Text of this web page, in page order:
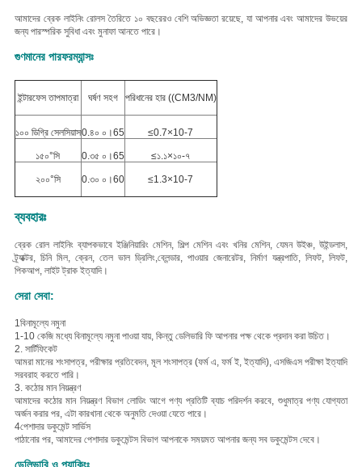
আমাদের ব্রেক লাইনিং রোলস তৈরিতে ১০ বছরেরও বেশি অভিজ্ঞতা রয়েছে, যা আপনার এবং আমাদের উভয়ের
জন্য পারস্পরিক সুবিধা এবং মুনাফা আনতে পারে।
গুণমানের পারফরম্যান্সঃ
ইন্টারফেস তাপমাত্রা ঘর্ষণ সহগ পরিধানের হার ((CM3/NM)
১০০ ডিগ্রি সেলসিয়াস0.৪০ ০।65 ≤0.7×10-7
১৫০°সি 0.৩৫ ০।65 ≤১.১×১০-৭
২০০°সি 0.৩০ ০।60 ≤1.3×10-7
ব্যবহারঃ
ব্রেক রোল লাইনিং ব্যাপকভাবে ইঞ্জিনিয়ারিং মেশিন, শিল্প মেশিন এবং খনির মেশিন, যেমন উইঞ্চ, উইন্ডলাস,
ট্র্যাক্টর, চিনি মিল, ক্রেন, তেল ভাল ড্রিলিং,ব্লেন্ডার, পাওয়ার জেনারেটর, নির্মাণ যন্ত্রপাতি, লিফট, লিফট,
পিকআপ, লাইট ট্রাক ইত্যাদি।
সেরা সেবা:
1বিনামূল্যে নমুনা
1-10 কেজি মধ্যে বিনামূল্যে নমুনা পাওয়া যায়, কিন্তু ডেলিভারি ফি আপনার পক্ষ থেকে প্রদান করা উচিত।
2. সার্টিফিকেট
আমরা মানের শংসাপত্র, পরীক্ষার প্রতিবেদন, মূল শংসাপত্র (ফর্ম এ, ফর্ম ই, ইত্যাদি), এসজিএস পরীক্ষা ইত্যাদি
সরবরাহ করতে পারি।
3. কঠোর মান নিয়ন্ত্রণ
আমাদের কঠোর মান নিয়ন্ত্রণ বিভাগ লোডিং আগে পণ্য প্রতিটি ব্যাচ পরিদর্শন করবে, শুধুমাত্র পণ্য যোগ্যতা
অর্জন করার পর, এটা কারখানা থেকে অনুমতি দেওয়া যেতে পারে।
4পেশাদার ডকুমেন্ট সার্ভিস
পাঠানোর পর, আমাদের পেশাদার ডকুমেন্টস বিভাগ আপনাকে সময়মত আপনার জন্য সব ডকুমেন্টস দেবে।